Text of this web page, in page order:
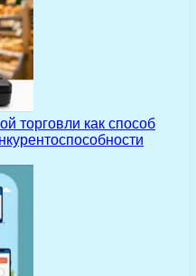
торговли как способ